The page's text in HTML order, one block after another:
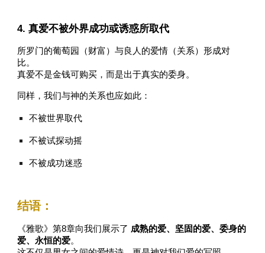
4. 真爱不被外界成功或诱惑所取代
所罗门的葡萄园（财富）与良人的爱情（关系）形成对
比。
真爱不是金钱可购买，而是出于真实的委身。
同样，我们与神的关系也应如此：
不被世界取代
不被试探动摇
不被成功迷惑
结语：
《雅歌》第8章向我们展示了 成熟的爱、坚固的爱、委身的
爱、永恒的爱。